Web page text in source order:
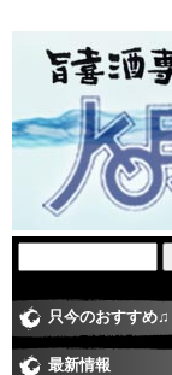
只今のおすすめ♫
最新情報